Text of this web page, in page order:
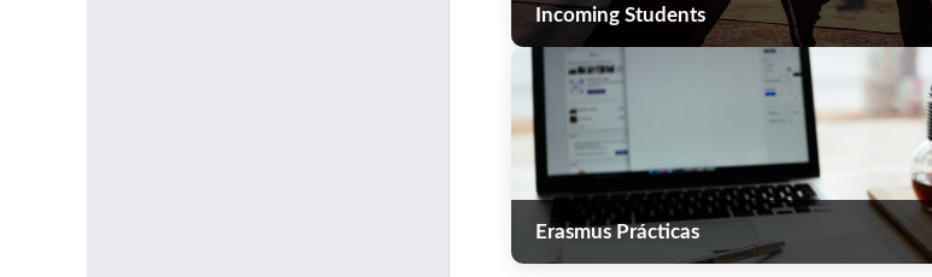
Incoming Students
Erasmus Prácticas